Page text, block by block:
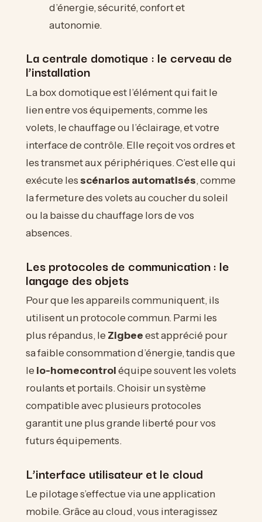
d’énergie, sécurité, confort et
autonomie.
La centrale domotique : le cerveau de
l’installation
La box domotique est l’élément qui fait le
lien entre vos équipements, comme les
volets, le chauffage ou l’éclairage, et votre
interface de contrôle. Elle reçoit vos ordres et
les transmet aux périphériques. C’est elle qui
exécute lesscénarios automatisés, comme
la fermeture des volets au coucher du soleil
ou la baisse du chauffage lors de vos
absences.
Les protocoles de communication : le
langage des objets
Pour que les appareils communiquent, ils
utilisent un protocole commun. Parmi les
plus répandus, le Zigbeeest apprécié pour
sa faible consommation d’énergie, tandis que
le io-homecontroléquipe souvent les volets
roulants et portails. Choisir un système
compatible avec plusieurs protocoles
garantit une plus grande liberté pour vos
futurs équipements.
L’interface utilisateur et le cloud
Le pilotage s’effectue via une application
mobile. Grâce au cloud, vous interagissez